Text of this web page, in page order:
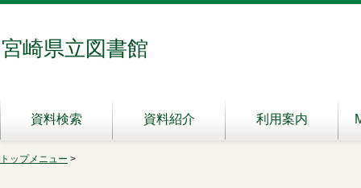
宮崎県立図書館
資料検索 資料紹介 利用案内
トップメニュー >